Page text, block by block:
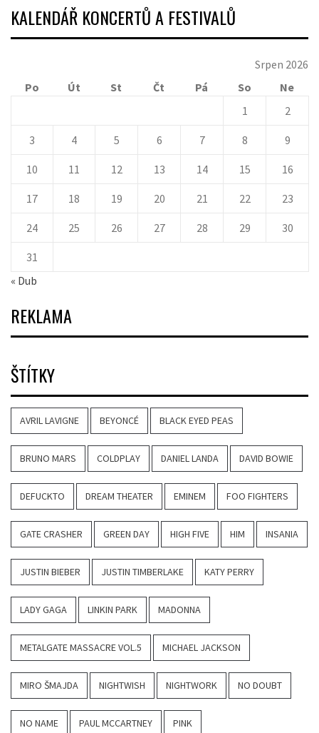
KALENDÁŘ KONCERTŮ A FESTIVALŮ
Srpen 2026
Po
Út St Čt Pá So
Ne
1
2
3 4 5 6 7 8 9
10 11 12 13 14 15 16
17 18 19 20 21 22 23
24 25 26 27 28 29 30
31
« Dub
REKLAMA
ŠTÍTKY
AVRIL LAVIGNE BEYONCÉ BLACK EYED PEAS
BRUNO MARS COLDPLAY DANIEL LANDA DAVID BOWIE
DEFUCKTO DREAM THEATER EMINEM FOO FIGHTERS
GATE CRASHER GREEN DAY HIGH FIVE HIM INSANIA
JUSTIN BIEBER JUSTIN TIMBERLAKE KATY PERRY
LADY GAGA LINKIN PARK MADONNA
METALGATE MASSACRE VOL.5 MICHAEL JACKSON
MIRO ŠMAJDA NIGHTWISH NIGHTWORK NO DOUBT
NO NAME PAUL MCCARTNEY PINK